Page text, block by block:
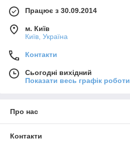
Працює з 30.09.2014
м. Київ
Київ, Україна
Контакти
Сьогодні вихідний
Показати весь графік роботи
Про нас
Контакти